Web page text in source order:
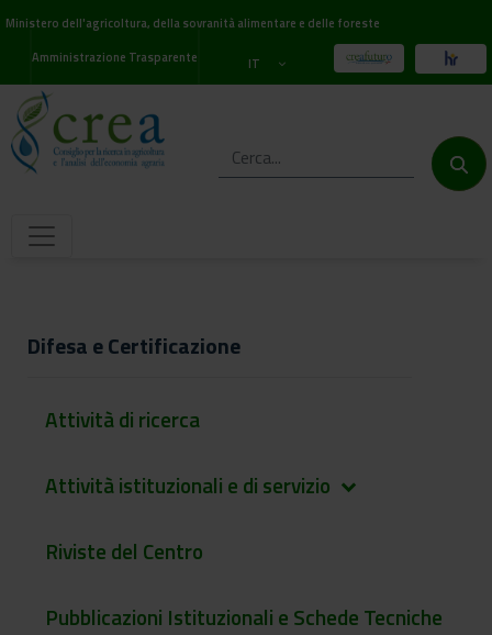
Ministero dell'agricoltura, della sovranità alimentare e delle foreste
Amministrazione Trasparente
IT
Difesa e Certificazione
Attività di ricerca
Attività istituzionali e di servizio keyboard_arrow_down
Riviste del Centro
Pubblicazioni Istituzionali e Schede Tecniche